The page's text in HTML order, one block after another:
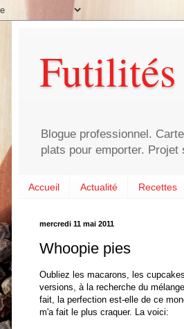
Blogue professionnel.
plats pour emporter.
Accueil Actualité Recettes
mercredi 11 mai 2011
Whoopie pies
Oubliez les macarons, les
versions, à la recherche du
fait, la perfection est-elle de ce
m'a fait le plus craquer. La voici: